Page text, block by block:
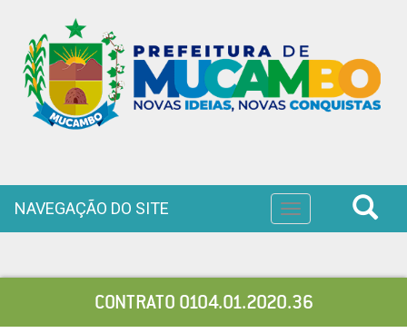
Toggle
navigation
NAVEGAÇÃO DO SITE
CONTRATO 0104.01.2020.36